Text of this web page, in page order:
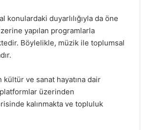
konulardaki duyarlılığıyla da öne
yapılan programlarla
Böylelikle, müzik ile toplumsal
kültür ve sanat hayatına dair
üzerinden
kalınmakta ve topluluk